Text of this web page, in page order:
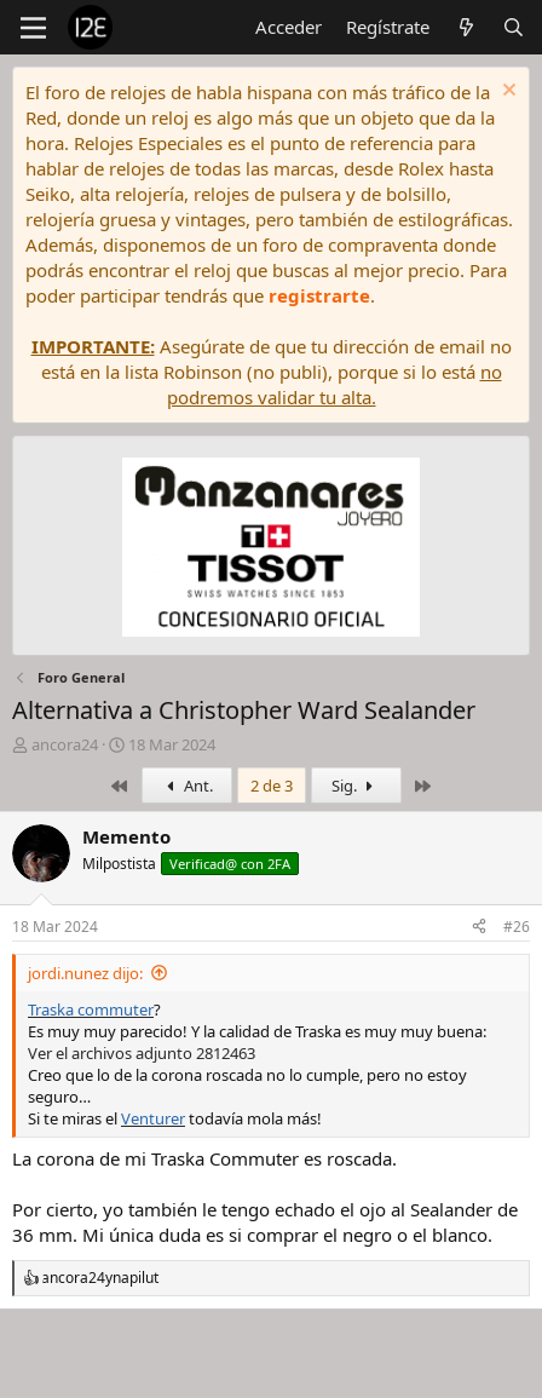
Acceder Regístrate
El foro de relojes de habla hispana con más tráfico de la
Red, donde un reloj es algo más que un objeto que da la
hora. Relojes Especiales es el punto de referencia para
hablar de relojes de todas las marcas, desde Rolex hasta
Seiko, alta relojería, relojes de pulsera y de bolsillo,
relojería gruesa y vintages, pero también de estilográficas.
Además, disponemos de un foro de compraventa donde
podrás encontrar el reloj que buscas al mejor precio. Para
poder participar tendrás que registrarte.
IMPORTANTE:Asegúrate de que tu dirección de email no
está en la lista Robinson (no publi), porque si lo está no
podremos validar tu alta.
Foro General
Alternativa a Christopher Ward Sealander
I
c
i
a
d
o
r
d
e
l
h
i
l
o
ancora24
F
h
a
d
e
i
c
i
o
18 Mar 2024
PrimeroAnt. 2 de 3 Sig.
Memento
Milpostista Verificad@ con 2FA
18 Mar 2024 #26
jordi.nunez dijo:
Traska commuter?
Es muy muy parecido! Y la calidad de Traska es muy muy buena:
Ver el archivos adjunto 2812463
Creo que lo de la corona roscada no lo cumple, pero no estoy
seguro…
Si te miras elVenturertodavía mola más!
La corona de mi Traska Commuter es roscada.
Por cierto, yo también le tengo echado el ojo al Sealander de
36 mm. Mi única duda es si comprar el negro o el blanco.
R
e
ancora24ynapilut